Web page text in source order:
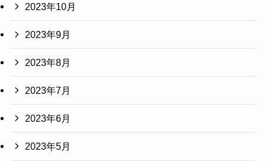
2023年10月
2023年9月
2023年8月
2023年7月
2023年6月
2023年5月